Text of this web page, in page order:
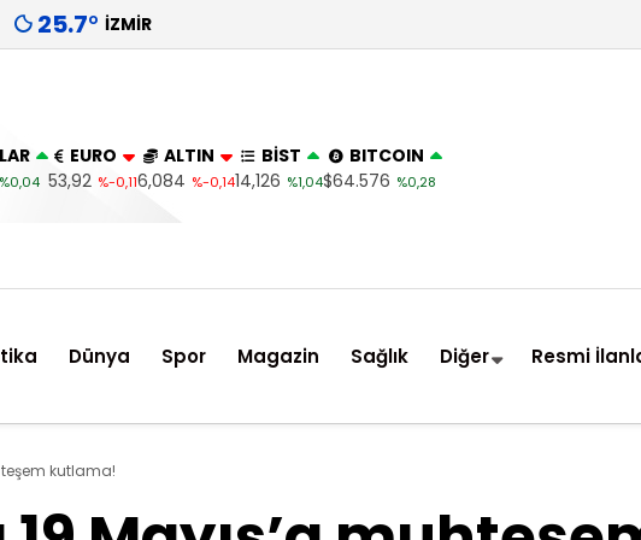
25.7° İZMIR
%0,04
EURO
53,92 %-0,11
ALTIN
6,084 %-0,14
BİST
14,126 %1,04
BITCOIN
$64.576 %0,28
Dünya Spor Magazin Sağlık Diğer Resmi
kutlama!